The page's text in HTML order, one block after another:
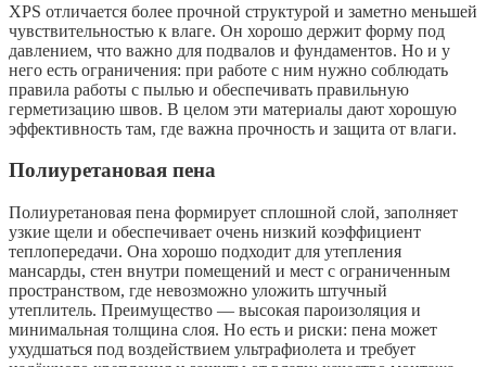
XPS отличается более прочной структурой и заметно меньшей
чувствительностью к влаге. Он хорошо держит форму под
давлением, что важно для подвалов и фундаментов. Но и у
него есть ограничения: при работе с ним нужно соблюдать
правила работы с пылью и обеспечивать правильную
герметизацию швов. В целом эти материалы дают хорошую
эффективность там, где важна прочность и защита от влаги.
Полиуретановая пена
Полиуретановая пена формирует сплошной слой, заполняет
узкие щели и обеспечивает очень низкий коэффициент
теплопередачи. Она хорошо подходит для утепления
мансарды, стен внутри помещений и мест с ограниченным
пространством, где невозможно уложить штучный
утеплитель. Преимущество — высокая пароизоляция и
минимальная толщина слоя. Но есть и риски: пена может
ухудшаться под воздействием ультрафиолета и требует